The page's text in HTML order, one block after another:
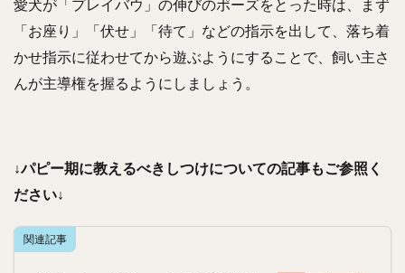
愛犬が「プレイバウ」の伸びのポーズをとった時は、まず
「お座り」「伏せ」「待て」などの指示を出して、落ち着
かせ指示に従わせてから遊ぶようにすることで、飼い主さ
んが主導権を握るようにしましょう。
↓パピー期に教えるべきしつけについての記事もご参照く
ださい↓
関連記事